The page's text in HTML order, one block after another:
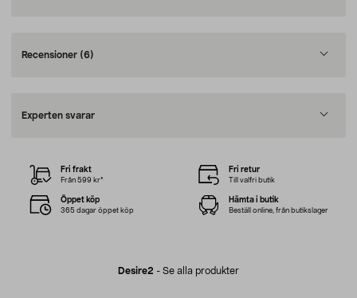
Recensioner (6)
Experten svarar
Desire2 - Se alla produkter
Fri frakt
Från 599 kr*
Fri retur
Till valfri butik
Öppet köp
365 dagar öppet köp
Hämta i butik
Beställ online, från butikslager